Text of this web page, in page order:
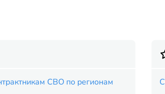
СВО по регионам